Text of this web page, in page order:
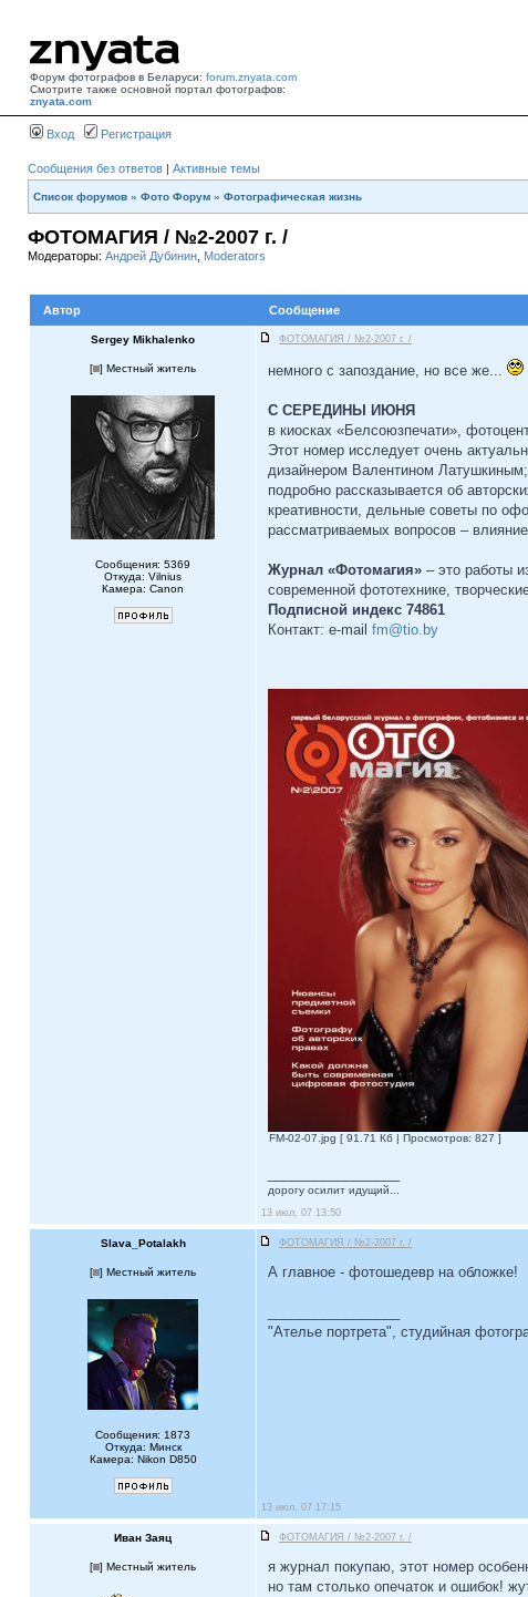
Форум фотографов в Беларуси: forum.znyata.com
Смотрите также основной портал фотографов:
znyata.com
Вход Регистрация
Сообщения без ответов | Активные темы
Список форумов » Фото Форум » Фотографическая жизнь
ФОТОМАГИЯ / №2-2007 г. /
Модераторы: Андрей Дубинин Moderators
Автор
Сообщение
Sergey Mikhalenko ФОТОМАГИЯ / №2-2007 г. /
[ ] Местный житель
Сообщения: 5369
Откуда: Vilnius
Камера: Canon
немного с запоздание, но все же...
С СЕРЕДИНЫ ИЮНЯ
в киосках «Белсоюзпечати»,
Этот номер исследует очень
дизайнером Валентином Латушкиным;
подробно рассказывается об
креативности, дельные советы по
рассматриваемых вопросов –
Журнал «Фотомагия» – это работы
современной фототехнике,
Подписной индекс 74861
Контакт: e-mail fm@tio.by
FM-02-07.jpg [ 91.71 Кб | Просмотров: 827 ]
дорогу осилит идущий...
13 июл, 07 13:50
Slava_Potalakh ФОТОМАГИЯ / №2-2007 г. /
[ ] Местный житель
Сообщения: 1873
Откуда: Минск
Камера: Nikon D850
А главное - фотошедевр на обложке!
"Ателье портрета", студийная
13 июл, 07 17:15
Иван Заяц ФОТОМАГИЯ / №2-2007 г. /
[ ] Местный житель
я журнал покупаю, этот номер
но там столько опечаток и ошибок!